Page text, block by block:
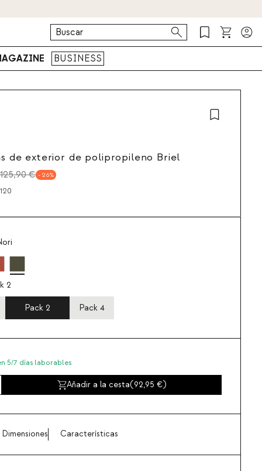
BUSINESS
de exterior de polipropileno Briel
125,90 € 26
2
Pack 2 Pack 4
5/7 días laborables
Añadir a la cesta(92,95 )
Dimensiones Características